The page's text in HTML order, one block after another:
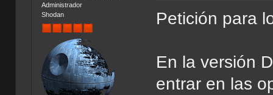
Administrador
Shodan
Petición para
En la versión
entrar en las